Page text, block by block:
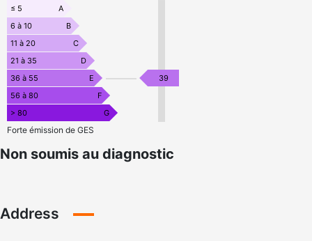
≤ 5
A
6 à 10
B
11 à 20
C
21 à 35
D
36 à 55
E
56 à 80
F
> 80
G
39
Forte émission de GES
Non soumis au diagnostic
Address